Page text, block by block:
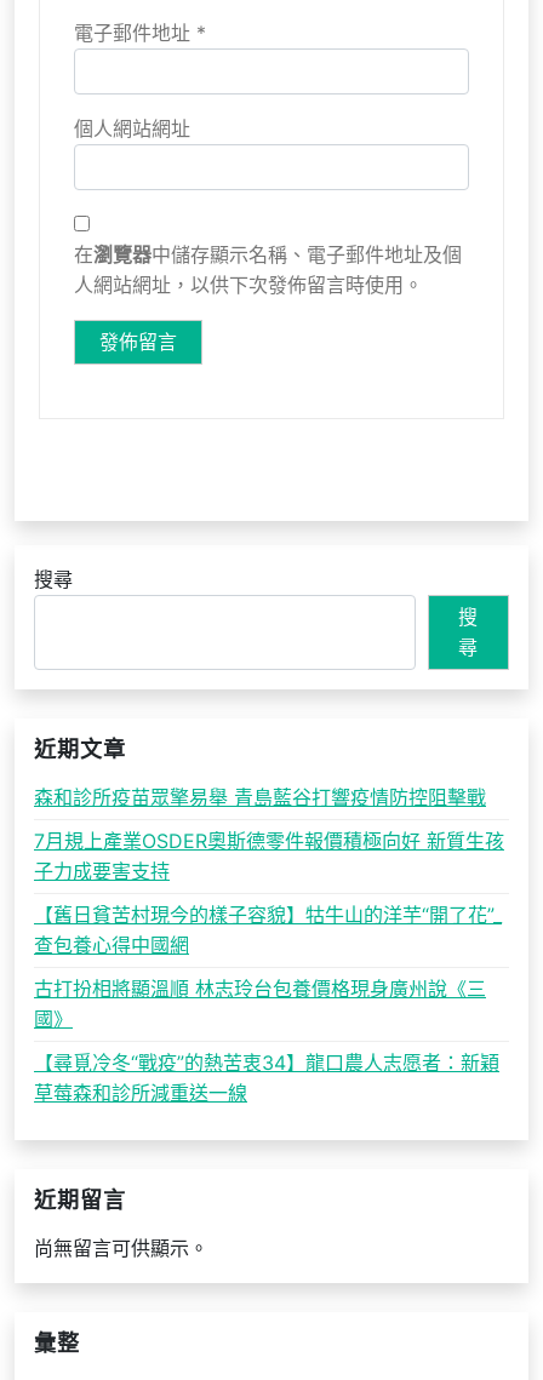
電子郵件地址 *
個人網站網址
在瀏覽器中儲存顯示名稱、電子郵件地址及個
人網站網址，以供下次發佈留言時使用。
搜尋
搜
尋
近期文章
森和診所疫苗眾擎易舉 青島藍谷打響疫情防控阻擊戰
7月規上產業OSDER奧斯德零件報價積極向好 新質生孩
子力成要害支持
【舊日貧苦村現今的樣子容貌】牯牛山的洋芋“開了花”_
查包養心得中國網
古打扮相將顯溫順 林志玲台包養價格現身廣州說《三
國》
【尋覓冷冬“戰疫”的熱苦衷34】龍口農人志愿者：新穎
草莓森和診所減重送一線
近期留言
尚無留言可供顯示。
彙整